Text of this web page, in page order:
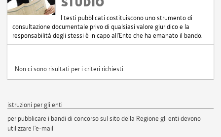
I testi pubblicati costituiscono uno strumento di
consultazione documentale privo di qualsiasi valore giuridico e la
responsabilità degli stessi è in capo all'Ente che ha emanato il bando.
Non ci sono risultati per i criteri richiesti.
istruzioni per gli enti
per pubblicare i bandi di concorso sul sito della Regione gli enti devono
utilizzare l'e-mail